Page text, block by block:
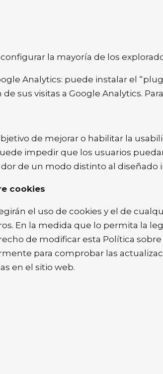
la mayoría de los
Analytics: puede instalar el
sus visitas a Google Analytics.
de mejorar o habilitar la
impedir que los usuarios
de un modo distinto al diseñado
cookies
el uso de cookies y el de
En la medida que lo permita la
de modificar esta Política
para comprobar las
en el sitio web.